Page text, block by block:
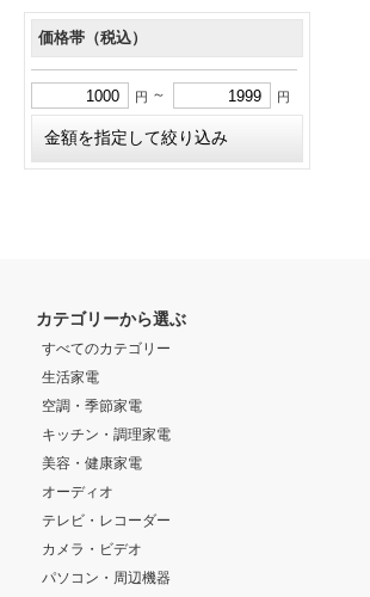
価格帯（税込）
円 ～ 円
カテゴリーから選ぶ
すべてのカテゴリー
生活家電
空調・季節家電
キッチン・調理家電
美容・健康家電
オーディオ
テレビ・レコーダー
カメラ・ビデオ
パソコン・周辺機器